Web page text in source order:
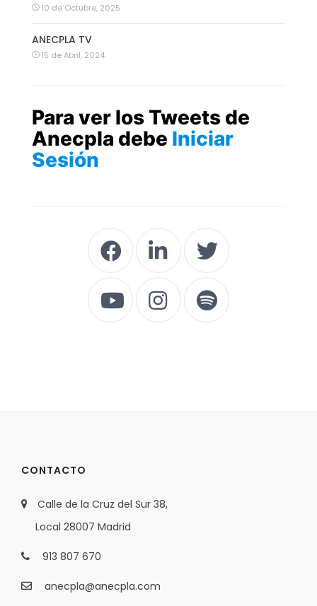
10 de Octubre, 2025
ANECPLA TV
15 de Abril, 2024
Para ver los Tweets de
Anecpla debe Iniciar
Sesión
CONTACTO
Calle de la Cruz del Sur 38,
Local 28007 Madrid
913 807 670
anecpla@anecpla.com